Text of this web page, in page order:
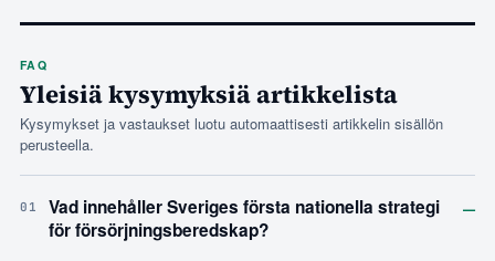
FAQ
Yleisiä kysymyksiä artikkelista
Kysymykset ja vastaukset luotu automaattisesti artikkelin sisällön
perusteella.
01
Vad innehåller Sveriges första nationella strategi
för försörjningsberedskap?
–